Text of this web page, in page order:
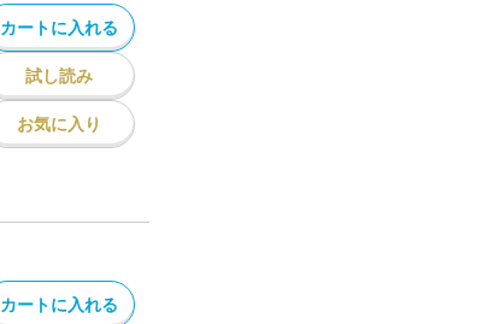
カートに入れる
試し読み
お気に入り
カートに入れる